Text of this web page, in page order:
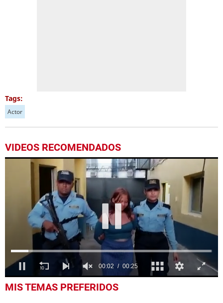
Tags:
Actor
VIDEOS RECOMENDADOS
of
MIS TEMAS PREFERIDOS